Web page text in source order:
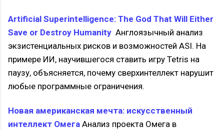
Artificial Superintelligence: The God That Will Either
Save or Destroy Humanity Англоязычный анализ
экзистенциальных рисков и возможностей ASI. На
примере ИИ, научившегося ставить игру Tetris на
паузу, объясняется, почему сверхинтеллект нарушит
любые программные ограничения.
Новая американская мечта: искусственный
интеллект Омега Анализ проекта Омега в